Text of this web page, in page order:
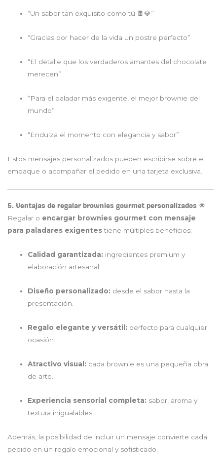
“Un sabor tan exquisito como tú 🍫💎”
“Gracias por hacer de la vida un postre perfecto”
“El detalle que los verdaderos amantes del chocolate
merecen”
“Para el paladar más exigente, el mejor brownie del
mundo”
“Endulza el momento con elegancia y sabor”
Estos mensajes personalizados pueden escribirse sobre el
empaque o acompañar el pedido en una tarjeta exclusiva.
5. Ventajas de regalar brownies gourmet personalizados 🌟
Regalar o encargar brownies gourmet con mensaje
para paladares exigentestiene múltiples beneficios:
Calidad garantizada: ingredientes premium y
elaboración artesanal.
Diseño personalizado: desde el sabor hasta la
presentación.
Regalo elegante y versátil: perfecto para cualquier
ocasión.
Atractivo visual: cada brownie es una pequeña obra
de arte.
Experiencia sensorial completa: sabor, aroma y
textura inigualables.
Además, la posibilidad de incluir un mensaje convierte cada
pedido en un regalo emocional y sofisticado.